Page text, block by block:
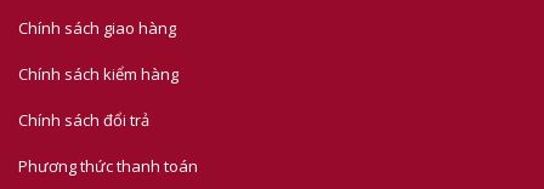
Chính sách giao hàng
Chính sách kiểm hàng
Chính sách đổi trả
Phương thức thanh toán